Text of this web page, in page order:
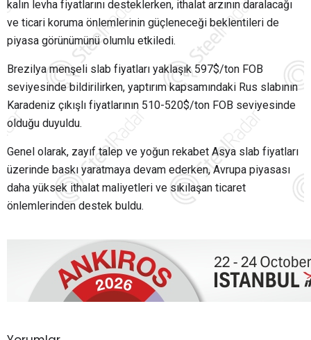
kalın levha fiyatlarını desteklerken, ithalat arzının daralacağı
ve ticari koruma önlemlerinin güçleneceği beklentileri de
piyasa görünümünü olumlu etkiledi.
Brezilya menşeli slab fiyatları yaklaşık 597$/ton FOB
seviyesinde bildirilirken, yaptırım kapsamındaki Rus slabının
Karadeniz çıkışlı fiyatlarının 510-520$/ton FOB seviyesinde
olduğu duyuldu.
Genel olarak, zayıf talep ve yoğun rekabet Asya slab fiyatları
üzerinde baskı yaratmaya devam ederken, Avrupa piyasası
daha yüksek ithalat maliyetleri ve sıkılaşan ticaret
önlemlerinden destek buldu.